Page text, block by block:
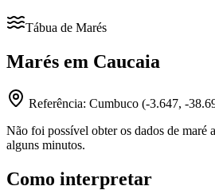
Tábua de Marés
Marés em Caucaia
Referência: Cumbuco (-3.647, -
Não foi possível obter os dados de maré
alguns minutos.
Como interpretar